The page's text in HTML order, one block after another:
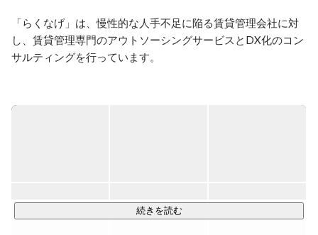
「らくなげ」は、慢性的な人手不足に陥る賃貸管理会社に対
し、賃貸管理専門のアウトソーシングサービスとDX化のコン
サルティングを行っています。
https://www.wantedly.com/companies/rakunage/
また、慢性的な人手不足からも解放されることで、採用・教
続きを読む